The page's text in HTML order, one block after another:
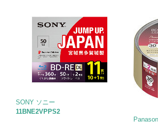
SONY ソニー
11BNE2VPPS2